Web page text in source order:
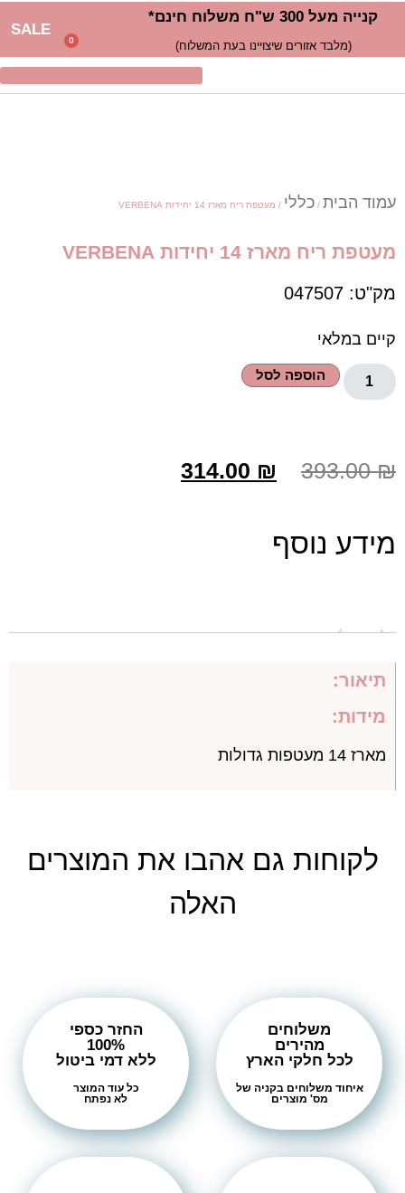
קנייה מעל 300 ש"ח משלוח חינם*
(מלבד אזורים שיצויינו בעת המשלוח) 0
SALE
עמוד הבית / כללי / מעטפת ריח מארז 14 יחידות VERBENA
מעטפת ריח מארז 14 יחידות VERBENA
מק"ט: 047507
קיים במלאי
הוספה לסל
393.00₪
314.00 ₪
מידע נוסף
תיאור:
מידות:
מארז 14 מעטפות גדולות
לקוחות גם אהבו את המוצרים
האלה
משלוחים
מהירים
לכל חלקי הארץ
איחוד משלוחים בקניה של
מס' מוצרים
החזר כספי
100%
ללא דמי ביטול
כל עוד המוצר
לא נפתח